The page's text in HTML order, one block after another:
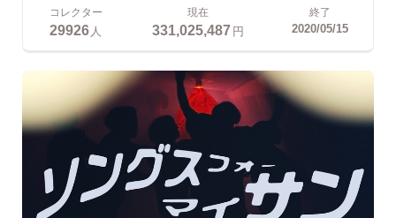
コレクター
29926 人
現在
331,025,487円
終了
2020/05/15